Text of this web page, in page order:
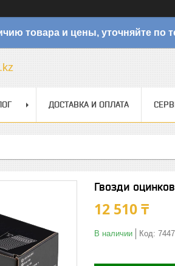
товара и цены, уточняйте по
ДОСТАВКА И ОПЛАТА
Гвозди
12 510 ₸
В наличии Код: